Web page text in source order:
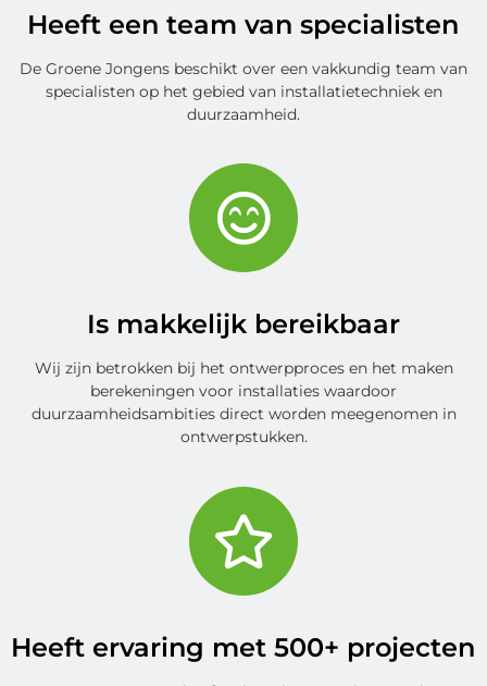
Heeft een team van specialisten
De Groene Jongens beschikt over een vakkundig team van
specialisten op het gebied van installatietechniek en
duurzaamheid.
Is makkelijk bereikbaar
Wij zijn betrokken bij het ontwerpproces en het maken
berekeningen voor installaties waardoor
duurzaamheidsambities direct worden meegenomen in
ontwerpstukken.
Heeft ervaring met 500+ projecten